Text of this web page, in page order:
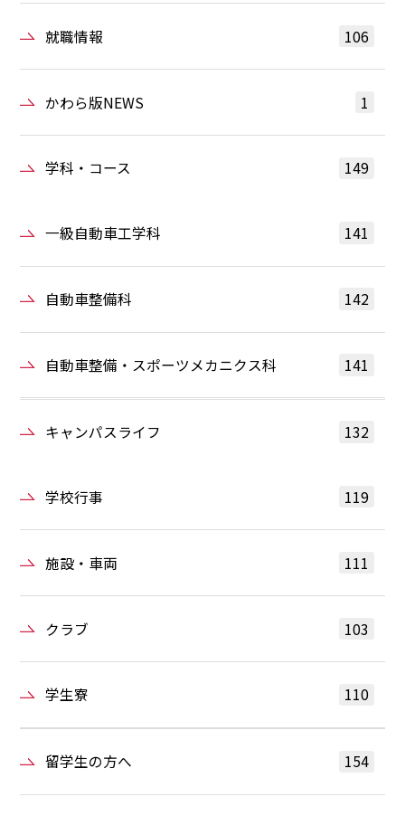
就職情報 106
かわら版NEWS 1
学科・コース 149
一級自動車工学科 141
自動車整備科 142
自動車整備・スポーツメカニクス科 141
キャンパスライフ 132
学校行事 119
施設・車両 111
クラブ 103
学生寮 110
留学生の方へ 154